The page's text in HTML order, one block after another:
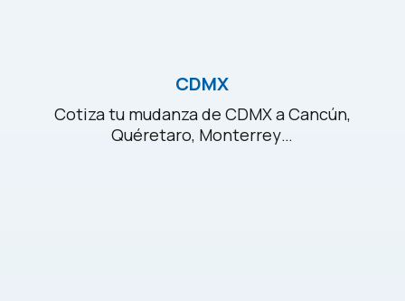
CDMX
Cotiza tu mudanza de CDMX a Cancún,
Quéretaro, Monterrey…